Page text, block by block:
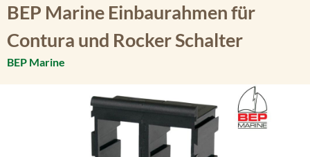
BEP Marine Einbaurahmen für
Contura und Rocker Schalter
BEP Marine